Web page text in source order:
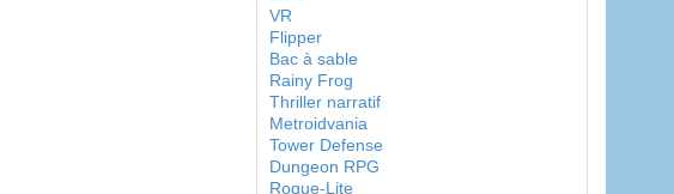
VR
Flipper
Bac à sable
Rainy Frog
Thriller narratif
Metroidvania
Tower Defense
Dungeon RPG
Rogue-Lite